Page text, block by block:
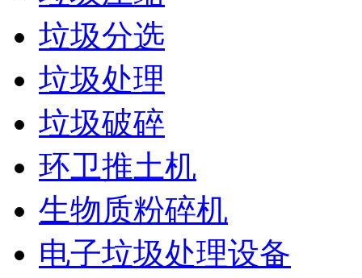
垃圾分选
垃圾处理
垃圾破碎
环卫推土机
生物质粉碎机
电子垃圾处理设备